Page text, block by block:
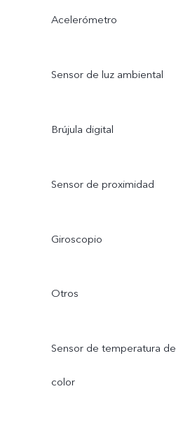
Acelerómetro
Sensor de luz ambiental
Brújula digital
Sensor de proximidad
Giroscopio
Otros
Sensor de temperatura de
color